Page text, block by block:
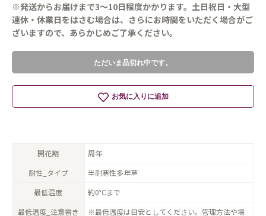
※発送からお届けまで3～10日程度かかります。土日祝日・大型
連休・休業日をはさむ場合は、さらにお時間をいただく場合がご
ざいますので、あらかじめご了承ください。
ただいま品切れ中です。
お気に入りに追加
開花期
周年
耐性_タイプ
半耐寒性多年草
最低温度
約0℃まで
最低温度_注意書き
※最低温度は目安としてください。管理方法や場